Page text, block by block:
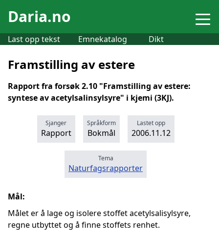
Daria.no
Last opp tekst Emnekatalog Dikt
Framstilling av estere
Rapport fra forsøk 2.10 "Framstilling av estere:
syntese av acetylsalinsylsyre" i kjemi (3KJ).
Sjanger
Rapport
Språkform
Bokmål
Lastet opp
2006.11.12
Tema
Naturfagsrapporter
Mål:
Målet er å lage og isolere stoffet acetylsalisylsyre,
regne utbyttet og å finne stoffets renhet.